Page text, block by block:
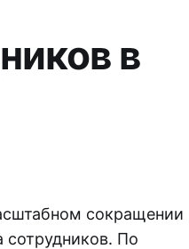
в
сокращении
сотрудников. По